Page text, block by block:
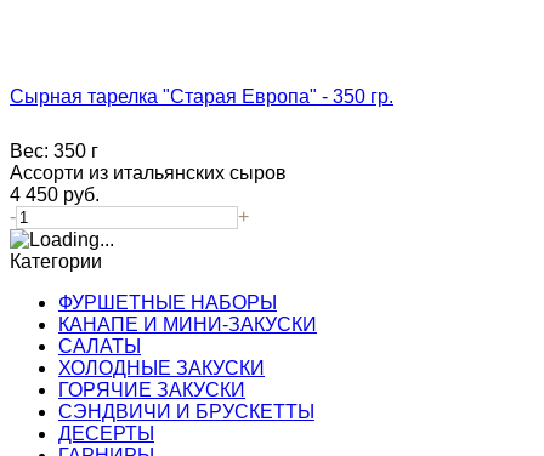
Сырная тарелка "Старая Европа" - 350 гр.
Вес: 350 г
Ассорти из итальянских сыров
4 450 руб.
-
+
Категории
ФУРШЕТНЫЕ НАБОРЫ
КАНАПЕ И МИНИ-ЗАКУСКИ
САЛАТЫ
ХОЛОДНЫЕ ЗАКУСКИ
ГОРЯЧИЕ ЗАКУСКИ
СЭНДВИЧИ И БРУСКЕТТЫ
ДЕСЕРТЫ